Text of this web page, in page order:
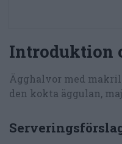
Introduktion
Ägghalvor med
den kokta äggulan,